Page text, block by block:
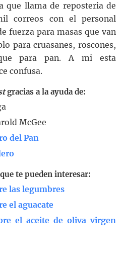
que llama de reposteria de
correos con el personal
fuerza para masas que van
para cruasanes, roscones,
para pan. A mi esta
confusa.
gracias a la ayuda de:
McGee
del Pan
te pueden interesar:
las legumbres
el aguacate
el aceite de oliva virgen